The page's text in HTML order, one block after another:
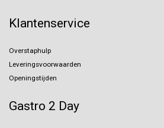
Klantenservice
Overstaphulp
Leveringsvoorwaarden
Openingstijden
Gastro 2 Day